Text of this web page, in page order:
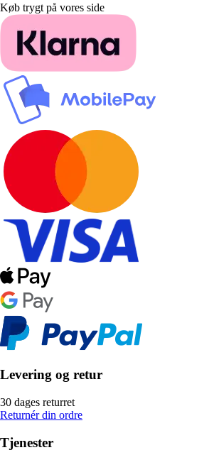
Køb trygt på vores side
Levering og retur
30 dages returret
Returnér din ordre
Tjenester